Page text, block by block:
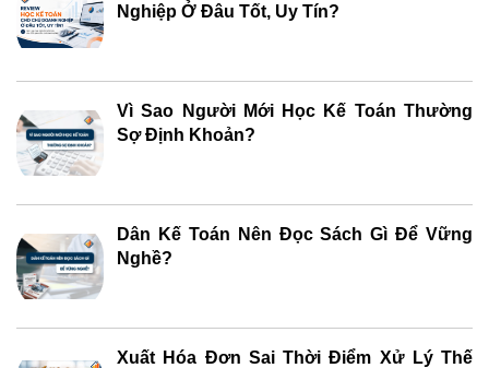
Nghiệp Ở Đâu Tốt, Uy Tín?
Vì Sao Người Mới Học Kế Toán Thường
Sợ Định Khoản?
Dân Kế Toán Nên Đọc Sách Gì Để Vững
Nghề?
Xuất Hóa Đơn Sai Thời Điểm Xử Lý Thế